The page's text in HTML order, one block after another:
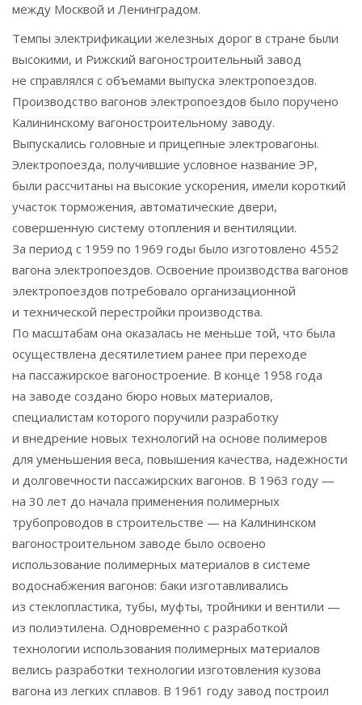
между Москвой и Ленинградом.
Темпы электрификации железных дорог в стране были
высокими, и Рижский вагоностроительный завод
не справлялся с объемами выпуска электропоездов.
Производство вагонов электропоездов было поручено
Калининскому вагоностроительному заводу.
Выпускались головные и прицепные электровагоны.
Электропоезда, получившие условное название ЭР,
были рассчитаны на высокие ускорения, имели короткий
участок торможения, автоматические двери,
совершенную систему отопления и вентиляции.
За период с 1959 по 1969 годы было изготовлено 4552
вагона электропоездов. Освоение производства вагонов
электропоездов потребовало организационной
и технической перестройки производства.
По масштабам она оказалась не меньше той, что была
осуществлена десятилетием ранее при переходе
на пассажирское вагоностроение. В конце 1958 года
на заводе создано бюро новых материалов,
специалистам которого поручили разработку
и внедрение новых технологий на основе полимеров
для уменьшения веса, повышения качества, надежности
и долговечности пассажирских вагонов. В 1963 году —
на 30 лет до начала применения полимерных
трубопроводов в строительстве — на Калининском
вагоностроительном заводе было освоено
использование полимерных материалов в системе
водоснабжения вагонов: баки изготавливались
из стеклопластика, тубы, муфты, тройники и вентили —
из полиэтилена. Одновременно с разработкой
технологии использования полимерных материалов
велись разработки технологии изготовления кузова
вагона из легких сплавов. В 1961 году завод построил